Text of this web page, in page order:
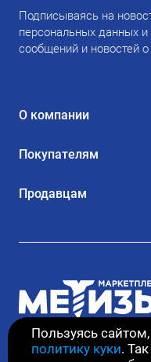
Пользуясь
политику куки.
Подписываясь на
персональных данных
сообщений и новостей о
О компании
Покупателям
Продавцам